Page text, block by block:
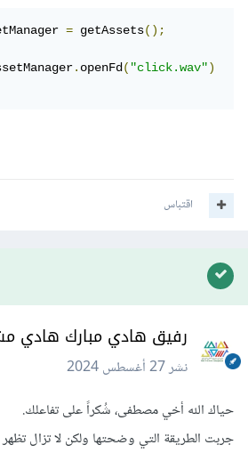
= getAssets();
.openFd("click.wav")
اقتباس
رفيق هادي مبارك هادي
نشر27 أغسطس 2024
حياك الله أخي مصطفى، شُكراً على تفاعلك.
جربت الطريقة التي وضحتها ولكن لا تزال